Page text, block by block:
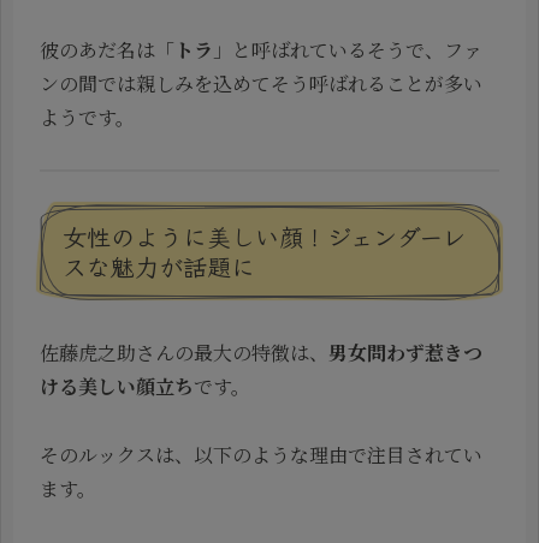
彼のあだ名は「 トラ 」と呼ばれているそうで、ファ
ンの間では親しみを込めてそう呼ばれることが多い
ようです。
女性のように美しい顔！ジェンダーレ
スな魅力が話題に
佐藤虎之助さんの最大の特徴は、 男女問わず惹きつ
ける美しい顔立ちです。
そのルックスは、以下のような理由で注目されてい
ます。